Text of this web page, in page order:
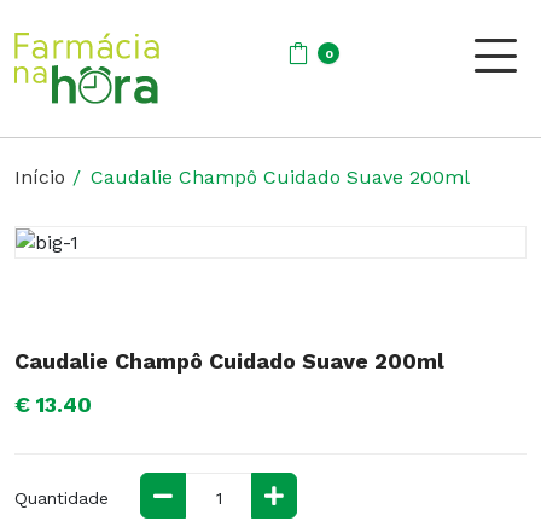
0
Início Caudalie Champô Cuidado Suave 200ml
Caudalie Champô Cuidado Suave 200ml
€ 13.40
Quantidade